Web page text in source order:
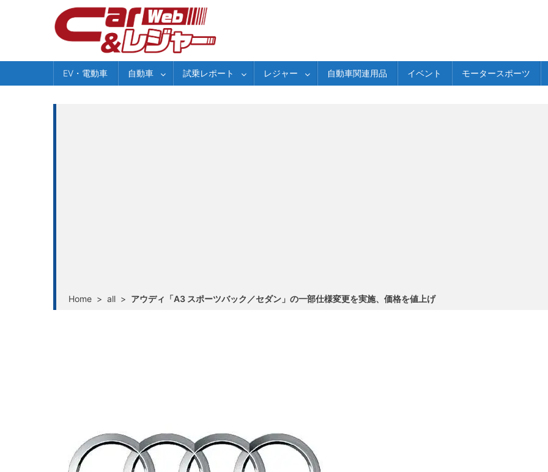
EV・電動車 自動車 試乗レポート レジャー 自動車関連用品 イベント モータースポーツ
Home > all > アウディ「A3 スポーツバック／セダン」の一部仕様変更を実施、価格を値上げ